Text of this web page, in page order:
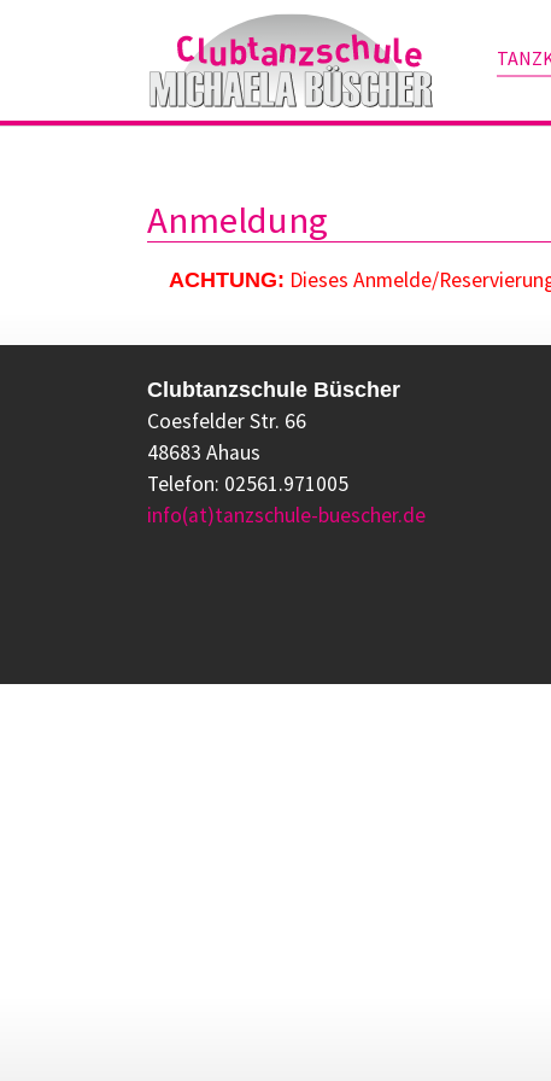
Zum Hauptinhalt springen
Anmeldung
ACHTUNG: Dieses Anmelde/
Clubtanzschule Büscher
Coesfelder Str. 66
48683 Ahaus
Telefon: 02561.971005
info(at)tanzschule-buescher.de